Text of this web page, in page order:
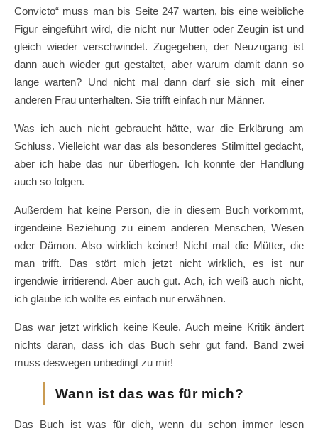
Convicto“ muss man bis Seite 247 warten, bis eine weibliche
Figur eingeführt wird, die nicht nur Mutter oder Zeugin ist und
gleich wieder verschwindet. Zugegeben, der Neuzugang ist
dann auch wieder gut gestaltet, aber warum damit dann so
lange warten? Und nicht mal dann darf sie sich mit einer
anderen Frau unterhalten. Sie trifft einfach nur Männer.
Was ich auch nicht gebraucht hätte, war die Erklärung am
Schluss. Vielleicht war das als besonderes Stilmittel gedacht,
aber ich habe das nur überflogen. Ich konnte der Handlung
auch so folgen.
Außerdem hat keine Person, die in diesem Buch vorkommt,
irgendeine Beziehung zu einem anderen Menschen, Wesen
oder Dämon. Also wirklich keiner! Nicht mal die Mütter, die
man trifft. Das stört mich jetzt nicht wirklich, es ist nur
irgendwie irritierend. Aber auch gut. Ach, ich weiß auch nicht,
ich glaube ich wollte es einfach nur erwähnen.
Das war jetzt wirklich keine Keule. Auch meine Kritik ändert
nichts daran, dass ich das Buch sehr gut fand. Band zwei
muss deswegen unbedingt zu mir!
Wann ist das was für mich?
Das Buch ist was für dich, wenn du schon immer lesen